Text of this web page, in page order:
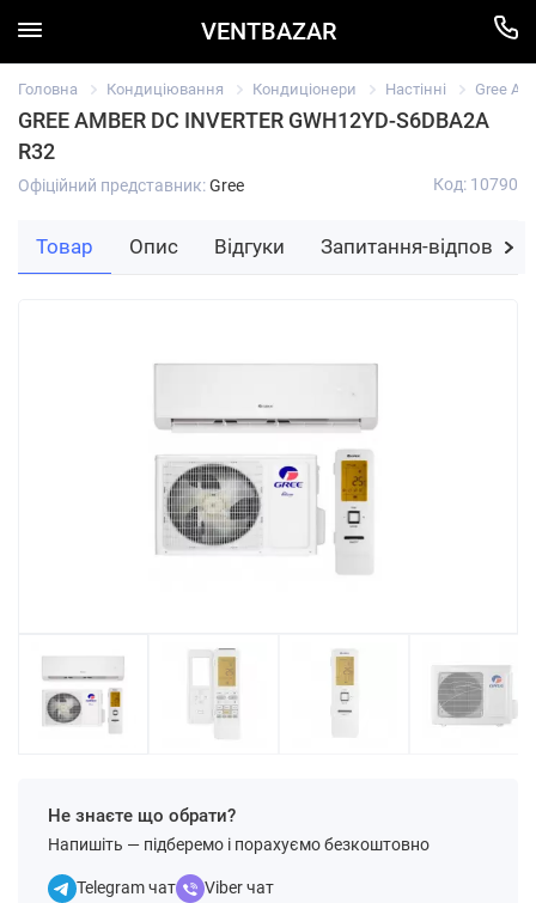
VENTBAZAR
Головна Кондиціювання Кондиціонери Настінні Gree
GREE AMBER DC INVERTER GWH12YD-S6DBA2A
R32
Офіційний представник:Gree Код: 10790
Не знаєте що обрати?
Напишіть — підберемо і порахуємо безкоштовно
Telegram чат Viber чат
Товар Опис Відгуки Запитання-відповідь